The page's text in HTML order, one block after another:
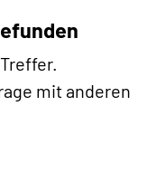
mit anderen